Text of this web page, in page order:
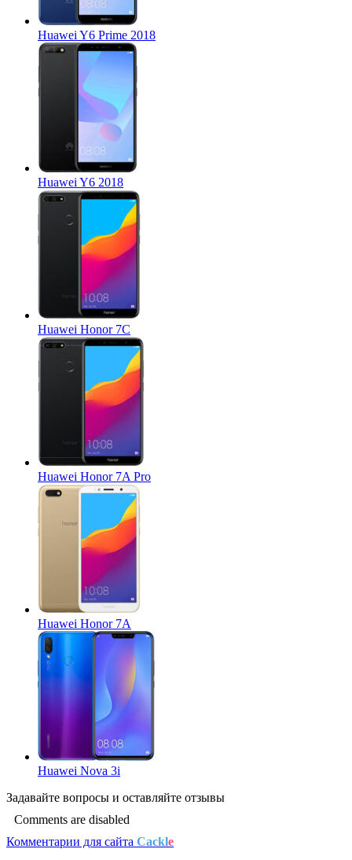
Huawei Y6 Prime 2018
Huawei Y6 2018
Huawei Honor 7C
Huawei Honor 7A Pro
Huawei Honor 7A
Huawei Nova 3i
Задавайте вопросы и оставляйте отзывы
Comments are disabled
Комментарии для сайта Cackle